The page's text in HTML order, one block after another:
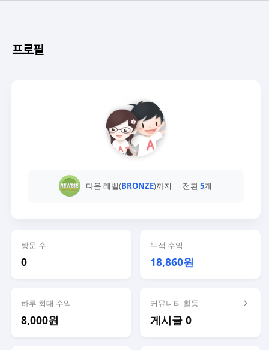
프로필
다음 레벨(BRONZE)까지 전환5개
방문 수
0
누적 수익
18,860원
하루 최대 수익
8,000원
커뮤니티 활동
게시글 0